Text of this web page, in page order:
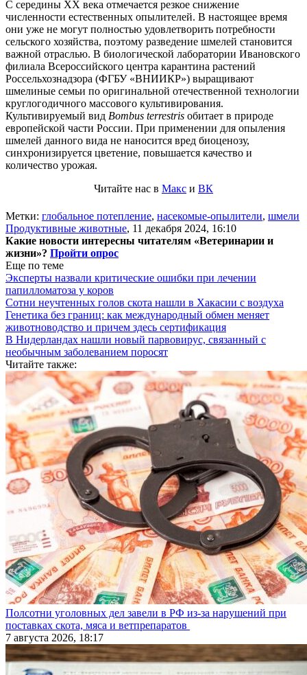
С середины ХХ века отмечается резкое снижение
численности естественных опылителей. В настоящее время
они уже не могут полностью удовлетворить потребности
сельского хозяйства, поэтому разведение шмелей становится
важной отраслью. В биологической лаборатории Ивановского
филиала Всероссийского центра карантина растений
Россельхознадзора (ФГБУ «ВНИИКР») выращивают
шмелиные семьи по оригинальной отечественной технологии
круглогодичного массового культивирования.
Культивируемый вид Bombus terrestris обитает в природе
европейской части России. При применении для опыления
шмелей данного вида не наносится вред биоценозу,
синхронизируется цветение, повышается качество и
количество урожая.
Читайте нас в Макс и ВК
Метки: глобальное потепление, насекомые-опылители, шмели
Продуктивные животные, 11 декабря 2024, 16:10
Какие новости интересны читателям «Ветеринарии и
жизни»? Пройти опрос
Еще по теме
Эксперты назвали критические ошибки при лечении
папилломатоза у коров
Сотни неучтенных голов скота нашли в Хакасии с воздуха
Генетика без границ: как международный обмен меняет
животноводство и причем здесь сертификация
В Нидерландах нашли новый парвовирус, связанный с
необычным заболеванием поросят
Читайте также:
Полсотни уголовных дел завели в РФ из-за нарушений при
поставках скота, мяса и ветпрепаратов
7 августа 2026, 18:17